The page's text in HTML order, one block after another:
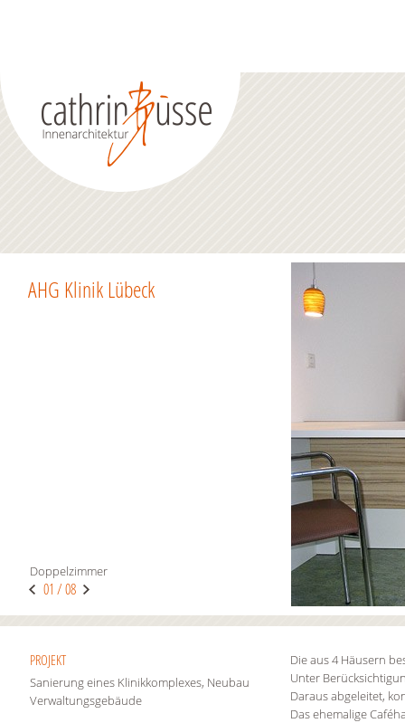
AHG Klinik Lübeck
Doppelzimmer
01 / 08
PROJEKT
Sanierung eines Klinikkomplexes, Neubau
Verwaltungsgebäude
Die aus 4 Häusern
Unter
Daraus abgeleitet,
Das ehemalige